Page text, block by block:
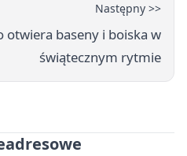
Następny >>
otwiera baseny i boiska w
świątecznym rytmie